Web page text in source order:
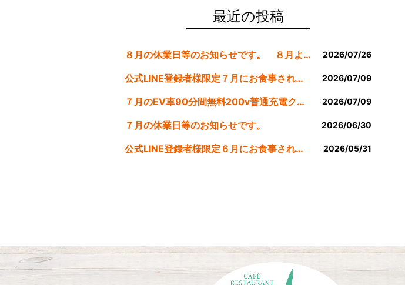
k
最近の投稿
８月の休業日等のお知らせです。 ８月より定休日は金曜日のみにします。 2026/07/26
公式LINE登録者様限定７月にお食事された方にサービスクーポン発行 2026/07/09
７月のEV車90分間無料200v普通充電クーポン券！！ 2026/07/09
７月の休業日等のお知らせです。 2026/06/30
公式LINE登録者様限定６月にお食事された方にサービスクーポン発行 2026/05/31